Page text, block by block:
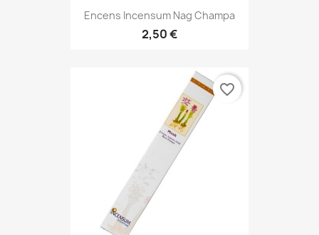
Encens Incensum Nag Champa
2,50 €
favorite_border